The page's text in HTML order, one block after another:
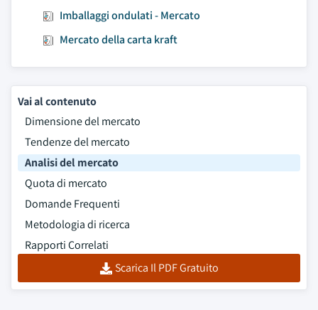
Imballaggi ondulati - Mercato
Mercato della carta kraft
Vai al contenuto
Dimensione del mercato
Tendenze del mercato
Analisi del mercato
Quota di mercato
Domande Frequenti
Metodologia di ricerca
Rapporti Correlati
Scarica Il PDF Gratuito